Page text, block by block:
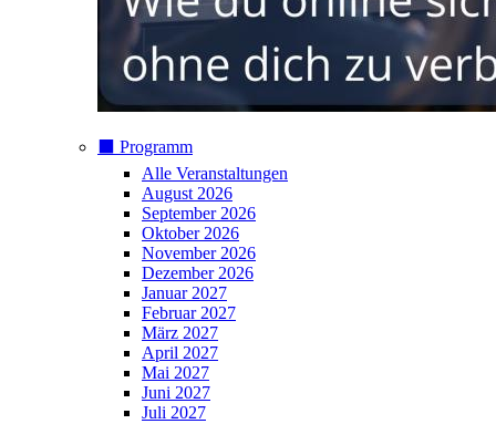
⬛️ Programm
Alle Veranstaltungen
August 2026
September 2026
Oktober 2026
November 2026
Dezember 2026
Januar 2027
Februar 2027
März 2027
April 2027
Mai 2027
Juni 2027
Juli 2027